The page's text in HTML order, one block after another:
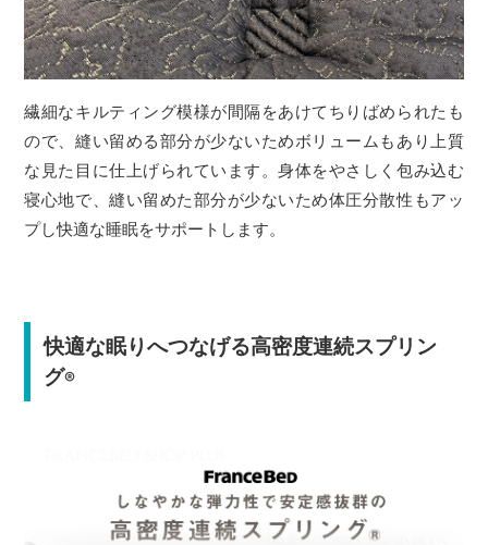
繊細なキルティング模様が間隔をあけてちりばめられたも
ので、縫い留める部分が少ないためボリュームもあり上質
な見た目に仕上げられています。身体をやさしく包み込む
寝心地で、縫い留めた部分が少ないため体圧分散性もアッ
プし快適な睡眠をサポートします。
快適な眠りへつなげる高密度連続スプリン
グ®